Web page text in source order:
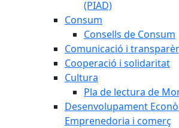
(PIAD)
Consum
Consells de Consum
Comunicació i
Cooperació i solidaritat
Cultura
Pla de lectura de
Desenvolupament
Emprenedoria i comerç